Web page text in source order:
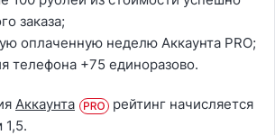
заказа;
оплаченную неделю Аккаунта PRO;
телефона +75 единоразово.
Аккаунта
рейтинг начисляется